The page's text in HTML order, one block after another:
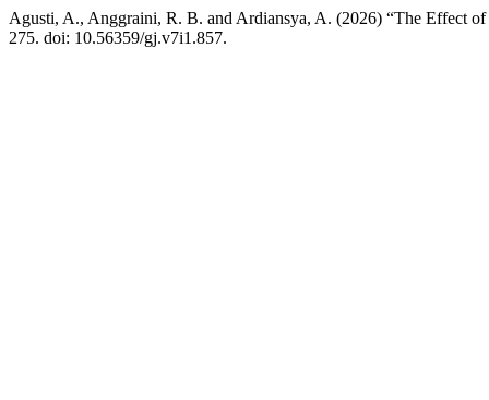
Agusti, A., Anggraini, R. B. and Ardiansya, A. (2026) “The Effect
275. doi: 10.56359/gj.v7i1.857.